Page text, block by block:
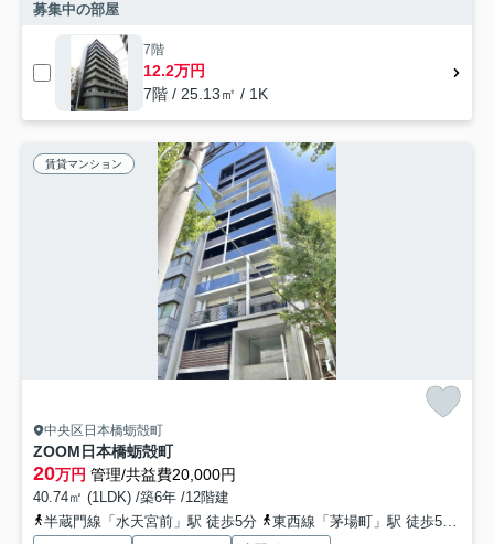
募集中の部屋
7階
12.2万円
7階 / 25.13㎡ / 1K
賃貸マンション
中央区日本橋蛎殻町
ZOOM日本橋蛎殻町
20万円 管理/共益費20,000円
40.74㎡ (1LDK) /築6年 /12階建
半蔵門線「水天宮前」駅 徒歩5分
東西線「茅場町」駅 徒歩5分